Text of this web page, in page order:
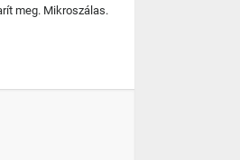
meg. Mikroszálas.